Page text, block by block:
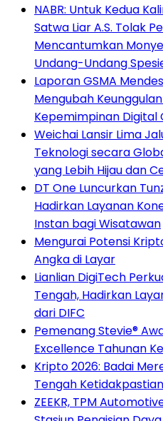
NABR: Untuk Kedua
Satwa Liar A.S. Tolak
Mencantumkan
Undang-Undang
Laporan GSMA
Mengubah
Kepemimpinan Digital
Weichai Lansir Lima
Teknologi secara
yang Lebih Hijau dan
DT One Luncurkan
Hadirkan Layanan
Instan bagi Wisatawan
Mengurai Potensi
Angka di Layar
Lianlian DigiTech
Tengah, Hadirkan
dari DIFC
Pemenang Stevie®
Excellence Tahunan
Kripto 2026: Badai
Tengah Ketidakpastian
ZEEKR, TPM